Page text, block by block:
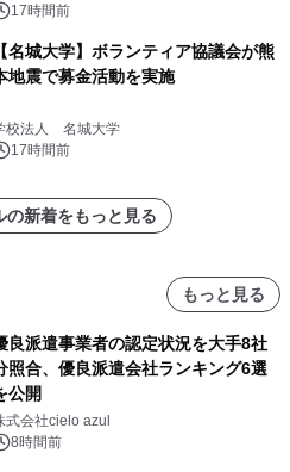
17時間前
【名城大学】ボランティア協議会が熊
地震で募金活動を実施
校法人 名城大学
17時間前
の新着をもっと見る
もっと見る
良派遣事業者の認定状況を大手8社
照合、優良派遣会社ランキング6選
公開
式会社cielo azul
8時間前